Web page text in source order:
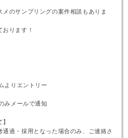
のサンプリングの案件相談もありま
ります！
よりエントリー
みメールで通知
通過・採用となった場合のみ、ご連絡さ